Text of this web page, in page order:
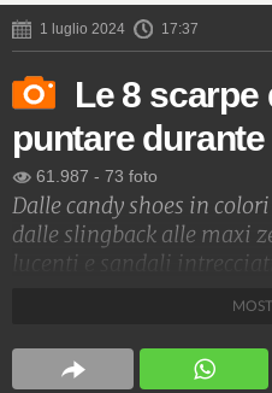
1 luglio 2024 17:37
Le 8 scarpe
puntare
61.987 - 73 foto
Dalle candy shoes in
dalle slingback alle maxi
lucenti e sandali
Stile e trend